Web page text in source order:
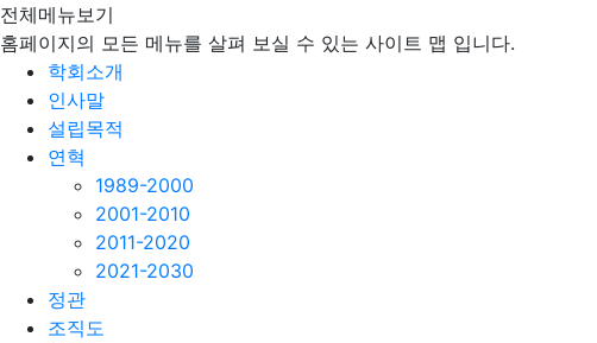
전체메뉴보기
홈페이지의 모든 메뉴를 살펴 보실 수 있는 사이트 맵 입니다.
학회소개
인사말
설립목적
연혁
1989-2000
2001-2010
2011-2020
2021-2030
정관
조직도